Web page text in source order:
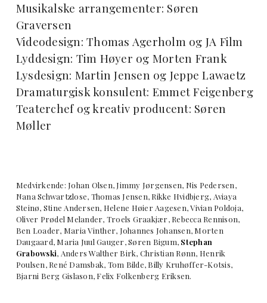
Musikalske arrangementer: Søren
Graversen
Videodesign: Thomas Agerholm og JA Film
Lyddesign: Tim Høyer og Morten Frank
Lysdesign: Martin Jensen og Jeppe Lawaetz
Dramaturgisk konsulent: Emmet Feigenberg
Teaterchef og kreativ producent: Søren
Møller
Medvirkende: Johan Olsen, Jimmy Jørgensen, Nis Pedersen,
Nana Schwartzlose, Thomas Jensen, Rikke Hvidbjerg, Aviaya
Steinø, Stine Andersen, Helene Høier Aagesen, Vivian Poldoja,
Oliver Prødel Melander, Troels Graakjær, Rebecca Rennison,
Ben Loader, Maria Vinther, Johannes Johansen, Morten
Daugaard, Maria Juul Gauger, Søren Bigum, Stephan
Grabowski, Anders Walther Birk, Christian Rønn, Henrik
Poulsen, René Damsbak, Tom Bilde, Billy Kruhøffer-Kotsis,
Bjarni Berg Gislason, Felix Folkenberg Eriksen.